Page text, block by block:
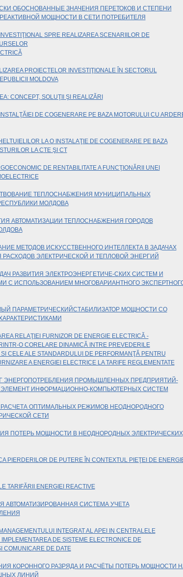
ОБОСНОВАННЫЕ ЗНАЧЕНИЯ ПЕРЕТОКОВ И СТЕПЕНИ
МОЩНОСТИ В СЕТИ ПОТРЕБИТЕЛЯ
SPRE REALIZAREA SCENARIILOR DE
PROIECTELOR INVESTIŢIONALE ÎN SECTORUL
MOLDOVA
CONCEPT, SOLUŢII ŞI REALIZĂRI
DE COGENERARE PE BAZA MOTORULUI CU
LA O INSTALAŢIE DE COGENERARE PE BAZA
LA CTE ŞI CT
DE RENTABILITATE A FUNCŢIONĂRII UNEI
ТЕПЛОСНАБЖЕНИЯ МУНИЦИПАЛЬНЫХ
МОЛДОВА
АВТОМАТИЗАЦИИ ТЕПЛОСНАБЖЕНИЯ ГОРОДОВ
МЕТОДОВ ИСКУССТВЕННОГО ИНТЕЛЛЕКТА В ЗАДАЧАХ
ЭЛЕКТРИЧЕСКОЙ И ТЕПЛОВОЙ ЭНЕРГИЙ
РАЗВИТИЯ ЭЛЕКТРОЭНЕРГЕТИЧЕ-СКИХ СИСТЕМ И
С ИСПОЛЬЗОВАНИЕМ МНОГОВАРИАНТНОГО
ПАРАМЕТРИЧЕСКИЙСТАБИЛИЗАТОР МОЩНОСТИ СО
RELAŢIEI FURNIZOR DE ENERGIE ELECTRICĂ -
O CORELARE DINAMICĂ INTRE PREVEDERILE
CELE ALE STANDARDULUI DE PERFORMANŢĂ PENTRU
A ENERGIEI ELECTRICE LA TARIFE REGLEMENTATE
ЭНЕРГОПОТРЕБЛЕНИЯ ПРОМЫШЛЕННЫХ ПРЕДПРИЯТИЙ-
ИНФОРМАЦИОННО-КОМПЬЮТЕРНЫХ СИСТЕМ
РАСЧЕТА ОПТИМАЛЬНЫХ РЕЖИМОВ НЕОДНОРОДНОГО
СЕТИ
ПОТЕРЬ МОЩНОСТИ В НЕОДНОРОДНЫХ ЭЛЕКТРИЧЕСКИХ
PIERDERILOR DE PUTERE ÎN CONTEXTUL PIEŢEI DE
TARIFĂRII ENERGIEI REACTIVE
АВТОМАТИЗИРОВАННАЯ СИСТЕМА УЧЕТА
INTEGRAT AL APEI IN CENTRALELE
DE SISTEME ELECTRONICE DE
COMUNICARE DE DATE
КОРОННОГО РАЗРЯДА И РАСЧЁТЫ ПОТЕРЬ МОЩНОСТИ
ЛИНИЙ